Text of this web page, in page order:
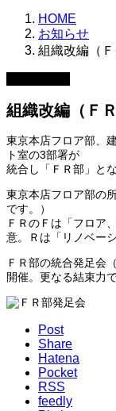
HOME
お知らせ
組織改編（Ｆ
組織改編（Ｆ
東京本店フロア部、
ト室の3部署が
統合し「ＦＲ部」と
東京本店フロア部の
です。）
ＦＲのＦは「フロア
意。Ｒは「リノベー
ＦＲ部の統合発足会
開催。更なる結束力
Post
Share
Hatena
Pocket
RSS
feedly